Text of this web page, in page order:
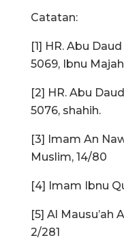
Catatan:
[1] HR. Abu
5069, Ibnu
[2] HR. Abu
5076, shahih.
[3] Imam An
Muslim, 14/80
[4] Imam Ibnu
[5] Al Mausu’ah
2/281